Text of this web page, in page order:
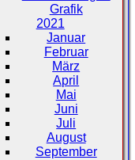
Grafik
2021
Januar
Februar
März
April
Mai
Juni
Juli
August
September